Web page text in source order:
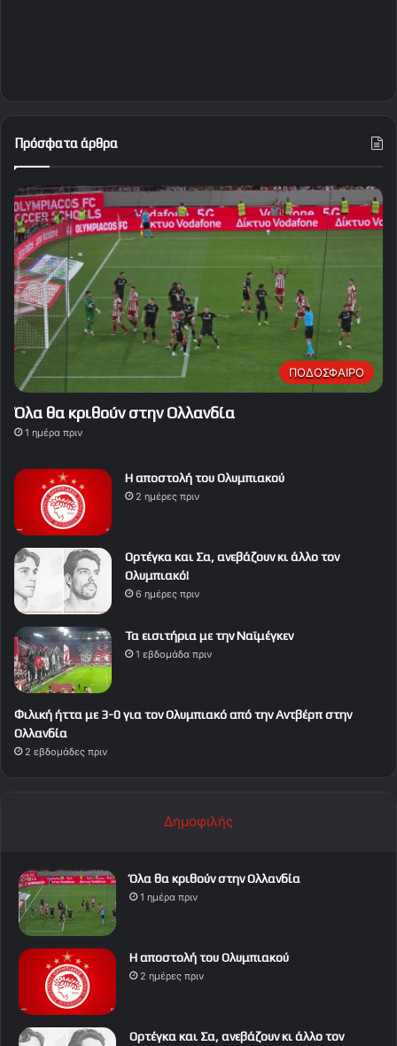
Πρόσφατα άρθρα
ΠΟΔΟΣΦΑΙΡΟ
Όλα θα κριθούν στην Ολλανδία
1 ημέρα πριν
Η αποστολή του Ολυμπιακού
2 ημέρες πριν
Ορτέγκα και Σα, ανεβάζουν κι άλλο τον
Ολυμπιακό!
6 ημέρες πριν
Τα εισιτήρια με την Ναϊμέγκεν
1 εβδομάδα πριν
Φιλική ήττα με 3-0 για τον Ολυμπιακό από την Αντβέρπ στην
Ολλανδία
2 εβδομάδες πριν
Δημοφιλής
Όλα θα κριθούν στην Ολλανδία
1 ημέρα πριν
Η αποστολή του Ολυμπιακού
2 ημέρες πριν
Ορτέγκα και Σα, ανεβάζουν κι άλλο τον